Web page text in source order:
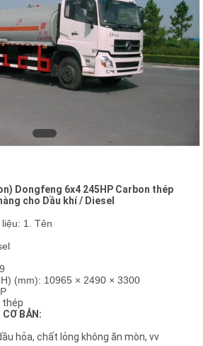
Dongfeng 6x4 245HP Carbon thép
cho Dầu khí / Diesel
1. Tên
(mm): 10965 × 2490 × 3300
thép
BẢN:
hỏa, chất lỏng không ăn mòn, vv